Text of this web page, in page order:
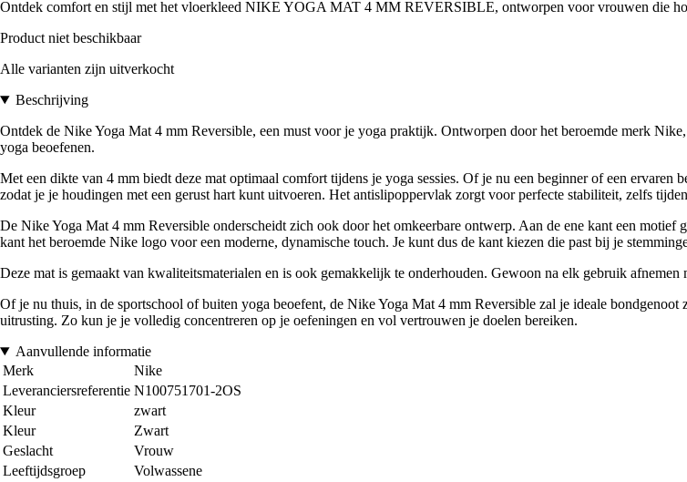
Ontdek comfort en stijl met het vloerkleed NIKE YOGA MAT 4 MM REVERSIBLE, ontworpen voor vrouwen die
Product niet beschikbaar
Alle varianten zijn uitverkocht
Beschrijving
Ontdek de Nike Yoga Mat 4 mm Reversible, een must voor je yoga praktijk. Ontworpen door het beroemde merk
yoga beoefenen.
Met een dikte van 4 mm biedt deze mat optimaal comfort tijdens je yoga sessies. Of je nu een beginner of een ervaren
zodat je je houdingen met een gerust hart kunt uitvoeren. Het antislipoppervlak zorgt voor perfecte stabiliteit, zelfs
De Nike Yoga Mat 4 mm Reversible onderscheidt zich ook door het omkeerbare ontwerp. Aan de ene kant een motief
kant het beroemde Nike logo voor een moderne, dynamische touch. Je kunt dus de kant kiezen die past bij je
Deze mat is gemaakt van kwaliteitsmaterialen en is ook gemakkelijk te onderhouden. Gewoon na elk gebruik afnemen
Of je nu thuis, in de sportschool of buiten yoga beoefent, de Nike Yoga Mat 4 mm Reversible zal je ideale bondgenoot
uitrusting. Zo kun je je volledig concentreren op je oefeningen en vol vertrouwen je doelen bereiken.
Aanvullende informatie
Merk
Nike
Leveranciersreferentie N100751701-2OS
Kleur
zwart
Kleur
Zwart
Geslacht
Vrouw
Leeftijdsgroep
Volwassene